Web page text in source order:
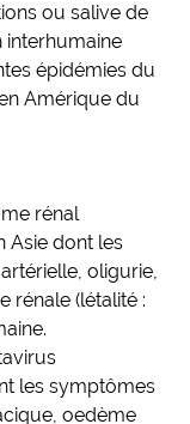
ou salive de
interhumaine
épidémies du
Amérique du
rénal
Asie dont les
oligurie,
rénale (létalité :
les symptômes
oedème